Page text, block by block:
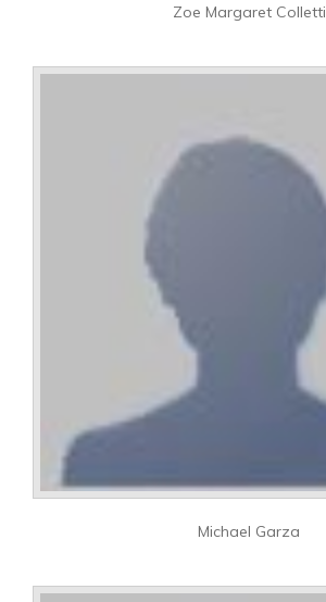
Zoe Margaret Colletti
Michael Garza